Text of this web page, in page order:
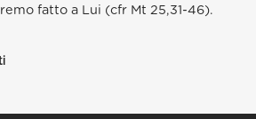
fatto a Lui (cfr Mt 25,31-46).